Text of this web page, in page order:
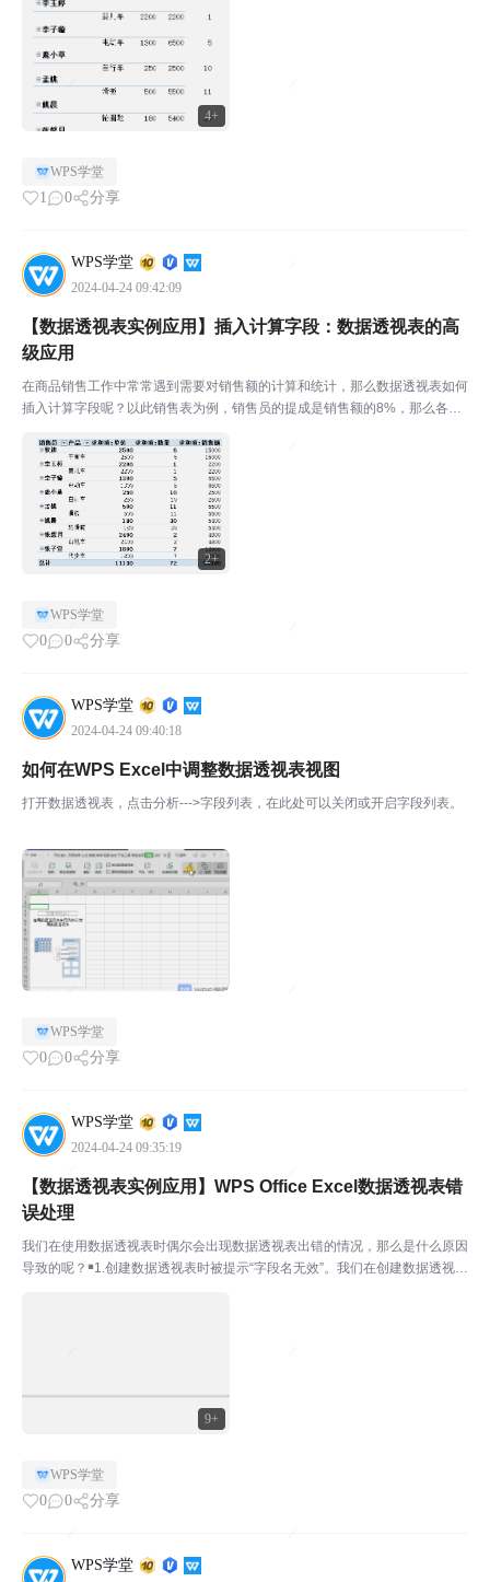
4+
售员下移”。我们就可以将“销售员”字段移至下方...
WPS学堂
1 0 分享
WPS学堂
2024-04-24 09:42:09
2+
【数据透视表实例应用】插入计算字段：数据透视表的高
级应用
在商品销售工作中常常遇到需要对销售额的计算和统计，那么数据透视表如何
插入计算字段呢？以此销售表为例，销售员的提成是销售额的8%，那么各个
目-计算字段。弹出对话框，共三项参数：“名称”是...
WPS学堂
0 0 分享
WPS学堂
2024-04-24 09:40:18
如何在WPS Excel中调整数据透视表视图
打开数据透视表，点击分析--->字段列表，在此处可以关闭或开启字段列表。
WPS学堂
0 0 分享
WPS学堂
2024-04-24 09:35:19
9+
【数据透视表实例应用】WPS Office Excel数据透视表错
误处理
我们在使用数据透视表时偶尔会出现数据透视表出错的情况，那么是什么原因
导致的呢？￭1.创建数据透视表时被提示“字段名无效”。我们在创建数据透视表
WPS学堂
0 0 分享
WPS学堂